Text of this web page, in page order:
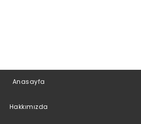
Anasayfa
Hakkımızda